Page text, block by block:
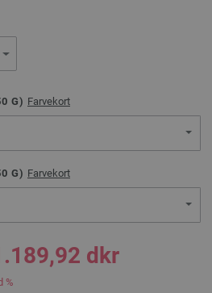
G) Farvekort
G) Farvekort
dkr
%